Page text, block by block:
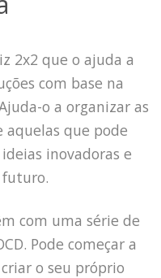
2x2 que o ajuda a
com base na
o a organizar as
aquelas que pode
inovadoras e
futuro.
com uma série de
Pode começar a
o seu próprio